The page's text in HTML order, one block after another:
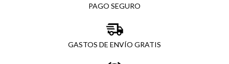
PAGO SEGURO
GASTOS DE ENVÍO GRATIS